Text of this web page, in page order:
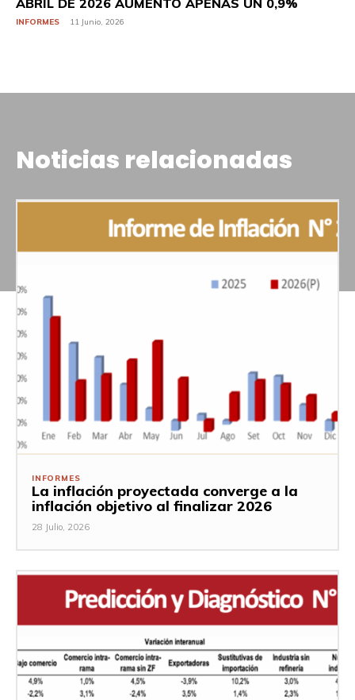
ABRIL DE 2026 AUMENTÓ APENAS UN 0,9%
INFORMES 11 Junio, 2026
Noticias relacionadas
INFORMES
La inflación proyectada converge a la
inflación objetivo al finalizar 2026
28 Julio, 2026